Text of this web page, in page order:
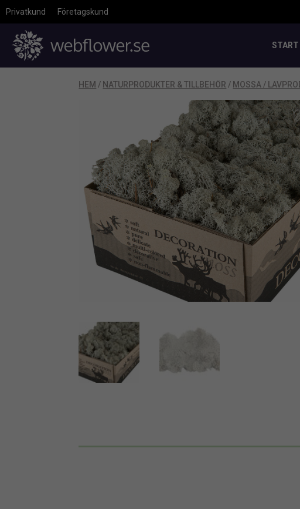
Privatkund Företagskund
START
HEM / NATURPRODUKTER & TILLBEHÖR / MOSSA /